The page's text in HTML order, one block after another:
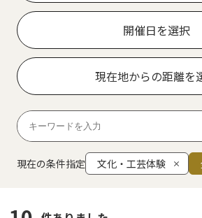
開催日を選択
現在地からの距離を
現在の条件指定 文化・工芸体験